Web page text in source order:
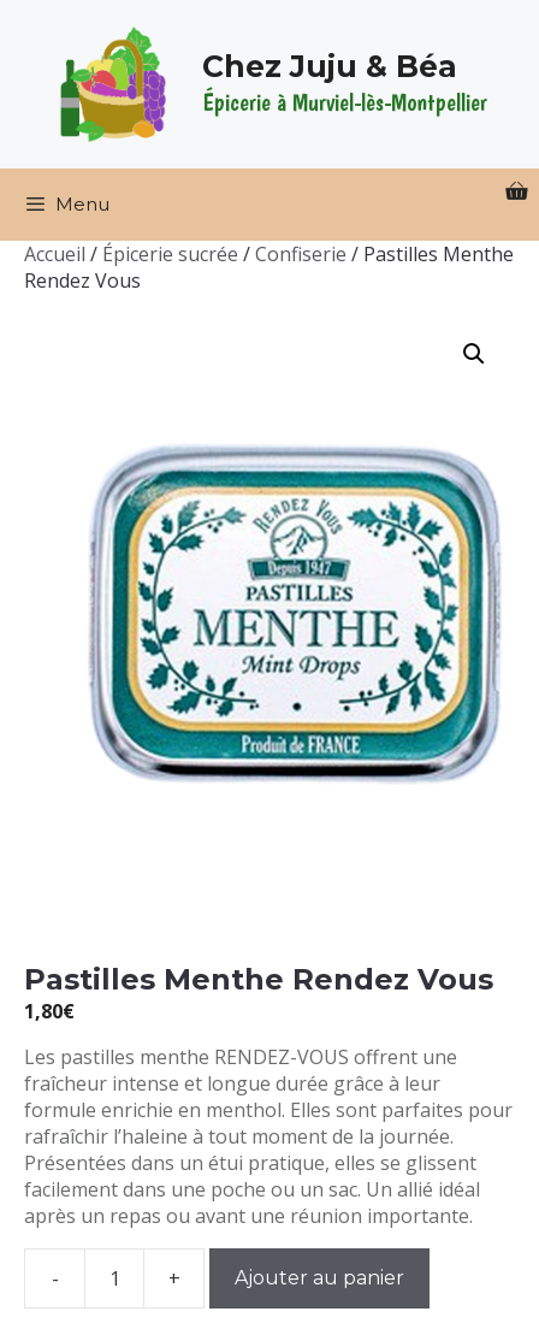
contenu
Chez Juju & Béa
Épicerie à Murviel-lès-Montpellier
Menu
Accueil / Épicerie sucrée /Confiserie / Pastilles Menthe
Rendez Vous
Pastilles Menthe Rendez Vous
1,80€
Les pastilles menthe RENDEZ-VOUS offrent une
fraîcheur intense et longue durée grâce à leur
formule enrichie en menthol. Elles sont parfaites pour
rafraîchir l’haleine à tout moment de la journée.
Présentées dans un étui pratique, elles se glissent
facilement dans une poche ou un sac. Un allié idéal
après un repas ou avant une réunion importante.
-
quantité
de
+ Ajouter au panier